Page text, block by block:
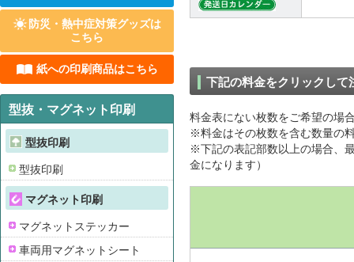
下記の料金をクリックして
料金表にない枚数をご希望の場
※料金はその枚数を含む数量の
※下記の表記部数以上の場合、
金になります）
防災・熱中症対策グッズは
こちら
紙への印刷商品はこちら
型抜・マグネット印刷
型抜印刷
型抜印刷
マグネット印刷
マグネットステッカー
車両用マグネットシート